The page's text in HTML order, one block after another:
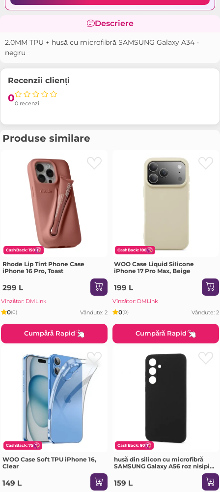
Descriere
2.0MM TPU + husă cu microfibră SAMSUNG Galaxy A34 -
negru
Recenzii clienți
00 recenzii
Produse similare
CashBack: 150
Rhode Lip Tint Phone Case
iPhone 16 Pro, Toast
299 L
Vînzător: DMLink
0(0) Vândute: 2
Cumpără Rapid
CashBack: 100
WOO Case Liquid Silicone
iPhone 17 Pro Max, Beige
199 L
Vînzător: DMLink
0(0) Vândute: 2
Cumpără Rapid
CashBack: 75
WOO Case Soft TPU iPhone 16,
Clear
149 L
CashBack: 80
husă din silicon cu microfibră
SAMSUNG Galaxy A56 roz nisipiu
159 L